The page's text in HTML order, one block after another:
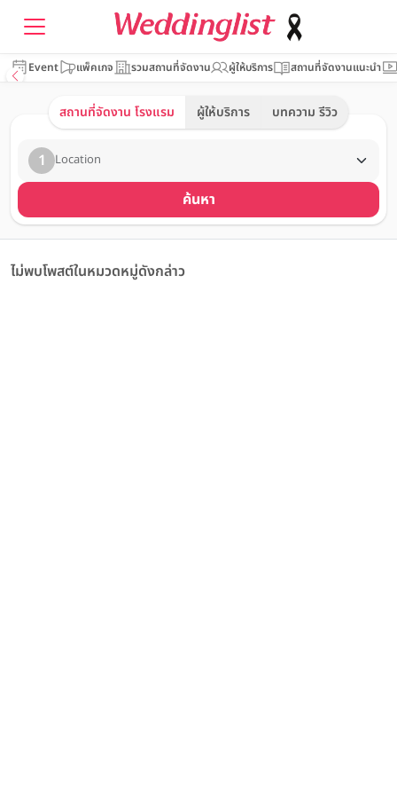
Event แพ็คเกจ รวมสถานที่จัดงาน ผู้ให้บริการ สถานที่จัดงานแนะนำ
สถานที่จัดงาน โรงแรม ผู้ให้บริการ บทความ รีวิว
1 Location
ค้นหา
ไม่พบโพสต์ในหมวดหมู่ดังกล่าว